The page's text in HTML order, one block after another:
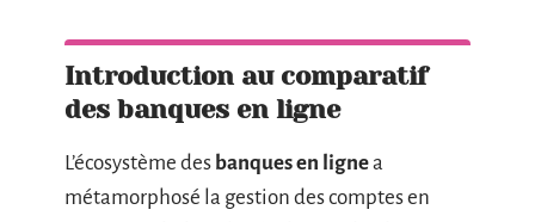
Introduction au comparatif
des banques en ligne
L’écosystème des banques en lignea
métamorphosé la gestion des comptes en